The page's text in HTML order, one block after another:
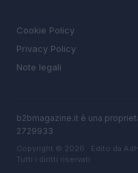
Cookie Policy
Privacy Policy
Note legali
b2bmagazine.it è una
2729933
Copyright © 2026 · Edito da
Tutti i diritti riservati